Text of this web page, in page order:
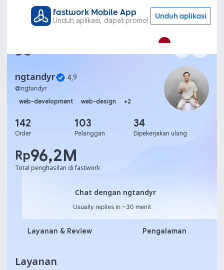
fastwork Mobile App
Unduh aplikasi, dapat promo! Unduh aplikasi
ngtandyr 4,9
@ngtandyr
web-development
web-design +2
142
Order
103
Pelanggan
34
Dipekerjakan ulang
Rp96,2M
Total penghasilan di fastwork
Chat dengan ngtandyr
Chat dengan ngtandyr
Usually replies in ~30 menit
Layanan & Review Pengalaman
Layanan